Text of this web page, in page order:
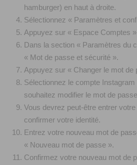
hamburger) en haut à droite.
Sélectionnez « Paramètres et
Appuyez sur « Espace Comptes
Dans la section « Paramètres du
« Mot de passe et sécurité ».
Appuyez sur « Changer le mot de
Sélectionnez le compte
souhaitez modifier le mot de
Vous devrez peut-être entrer
confirmer votre identité.
Entrez votre nouveau mot de
« Nouveau mot de passe ».
Confirmez votre nouveau mot de